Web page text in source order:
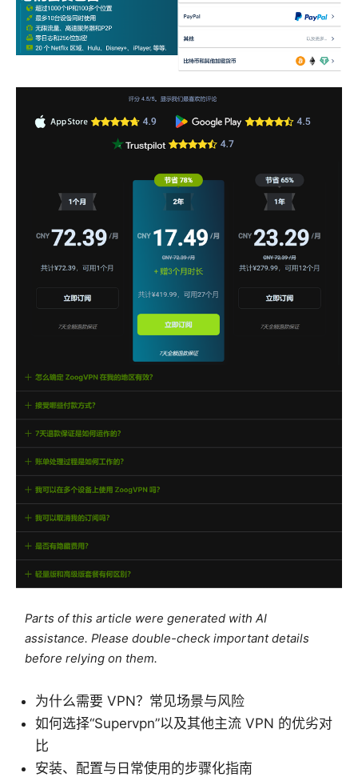
Parts of this article were generated with AI
assistance. Please double-check important details
before relying on them.
为什么需要 VPN？常见场景与风险
如何选择“Supervpn”以及其他主流 VPN 的优劣对
比
安装、配置与日常使用的步骤化指南